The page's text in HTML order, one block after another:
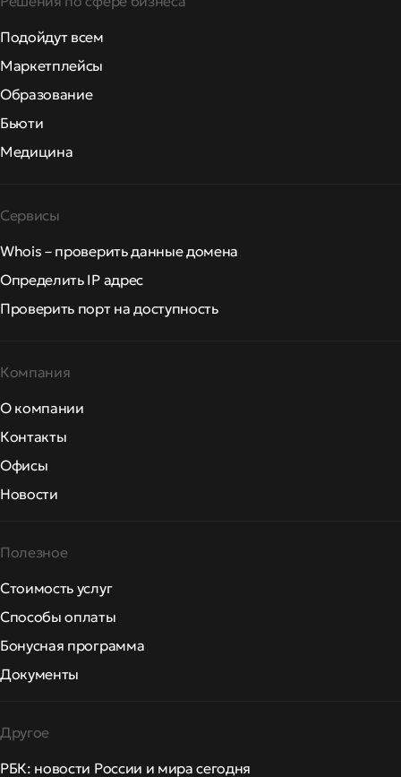
Подойдут всем
Маркетплейсы
Образование
Бьюти
Медицина
Сервисы
Whois – проверить данные домена
Определить IP адрес
Проверить порт на доступность
Компания
О компании
Контакты
Офисы
Новости
Полезное
Стоимость услуг
Способы оплаты
Бонусная программа
Документы
Другое
РБК: новости России и мира сегодня